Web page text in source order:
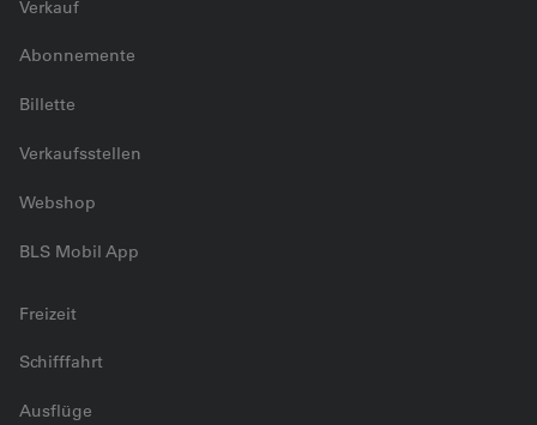
Verkauf
Abonnemente
Billette
Verkaufsstellen
Webshop
BLS Mobil App
Freizeit
Schifffahrt
Ausflüge